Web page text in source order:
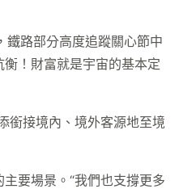
鐵路部分高度追蹤關心節中
！財富就是宇宙的基本定
銜接境內、境外客源地至境
要場景。“我們也支撐更多